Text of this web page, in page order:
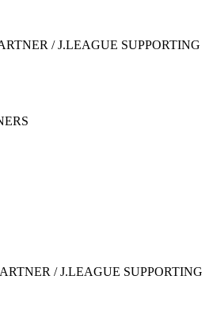
/ J.LEAGUE SUPPORTING
/ J.LEAGUE SUPPORTING